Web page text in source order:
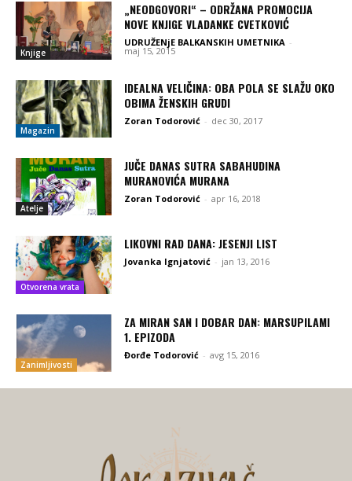
Knjige
„NEODGOVORI“ – ODRŽANA PROMOCIJA
NOVE KNJIGE VLADANKE CVETKOVIĆ
UDRUŽENjE BALKANSKIH UMETNIKA -
maj 15, 2015
Magazin
IDEALNA VELIČINA: OBA POLA SE SLAŽU OKO
OBIMA ŽENSKIH GRUDI
Zoran Todorović - dec 30, 2017
Atelje
JUČE DANAS SUTRA SABAHUDINA
MURANOVIĆA MURANA
Zoran Todorović - apr 16, 2018
Otvorena vrata
LIKOVNI RAD DANA: JESENJI LIST
Jovanka Ignjatović - jan 13, 2016
Zanimljivosti
ZA MIRAN SAN I DOBAR DAN: MARSUPILAMI
1. EPIZODA
Đorđe Todorović - avg 15, 2016